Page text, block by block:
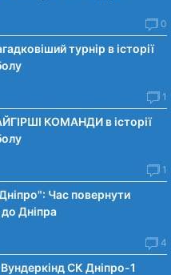
0
турнір в історії
1
КОМАНДИ в історії
1
Час повернути
Дніпра
4
СК Дніпро-1